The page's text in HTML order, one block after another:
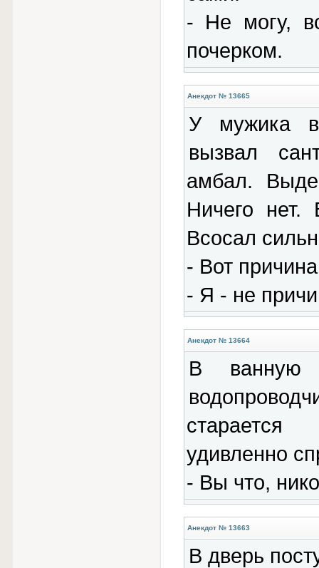
- Не могу,
почерком.
Анекдот № 13665
У мужика в
вызвал
амбал.
Ничего
Всосал
- Вот
- Я - не
Анекдот № 13664
В ванную
удивленно
- Вы что,
Анекдот № 13663
В дверь